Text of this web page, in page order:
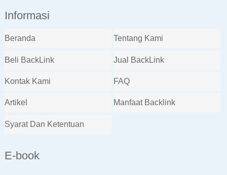
Informasi
Beranda Tentang Kami
Beli BackLink Jual BackLink
Kontak Kami FAQ
Artikel Manfaat Backlink
Syarat Dan Ketentuan
E-book